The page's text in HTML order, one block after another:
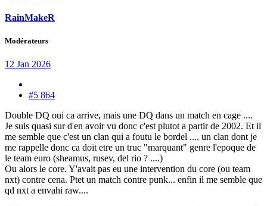
RainMakeR
Modérateurs
12 Jan 2026
#5 864
Double DQ oui ca arrive, mais une DQ dans un match en cage ....
Je suis quasi sur d'en avoir vu donc c'est plutot a partir de 2002. Et il
me semble que c'est un clan qui a foutu le bordel .... un clan dont je
me rappelle donc ca doit etre un truc "marquant" genre l'epoque de
le team euro (sheamus, rusev, del rio ? ....)
Ou alors le core. Y'avait pas eu une intervention du core (ou team
nxt) contre cena. Ptet un match contre punk... enfin il me semble que
qd nxt a envahi raw....